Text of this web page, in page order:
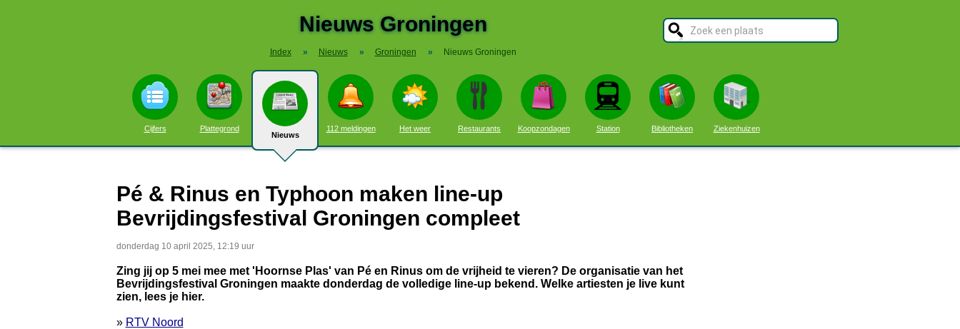
Nieuws Groningen
Index » Nieuws » Groningen » Nieuws Groningen
Cijfers Plattegrond
Nieuws
112 meldingen Het weer Restaurants Koopzondagen Station Bibliotheken Ziekenhuizen
Pé & Rinus en Typhoon maken line-up
Bevrijdingsfestival Groningen compleet
donderdag 10 april 2025, 12:19 uur
Zing jij op 5 mei mee met 'Hoornse Plas' van Pé en Rinus om de vrijheid te vieren? De organisatie van het
Bevrijdingsfestival Groningen maakte donderdag de volledige line-up bekend. Welke artiesten je live kunt
zien, lees je hier.
» RTV Noord